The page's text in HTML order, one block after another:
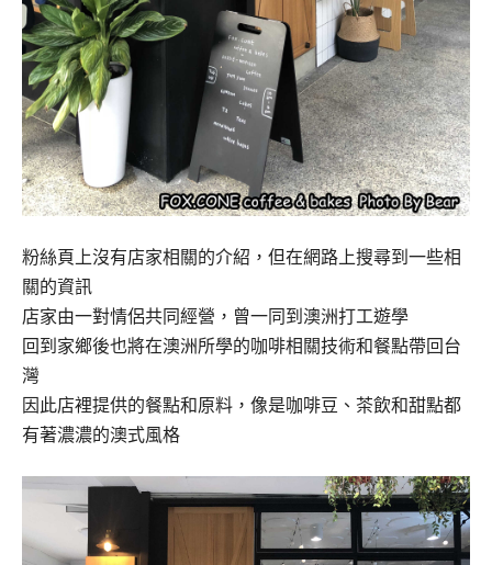
粉絲頁上沒有店家相關的介紹，但在網路上搜尋到一些相
關的資訊
店家由一對情侶共同經營，曾一同到澳洲打工遊學
回到家鄉後也將在澳洲所學的咖啡相關技術和餐點帶回台
灣
因此店裡提供的餐點和原料，像是咖啡豆、茶飲和甜點都
有著濃濃的澳式風格